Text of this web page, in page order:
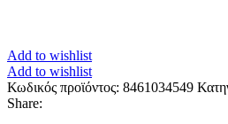
Add to wishlist
Add to wishlist
Κωδικός προϊόντος: 8461034549
Share: